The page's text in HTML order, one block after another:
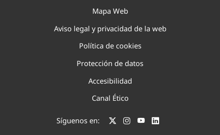
Mapa Web
Aviso legal y privacidad de la web
Política de cookies
Protección de datos
Accesibilidad
Canal Ético
Síguenos en: